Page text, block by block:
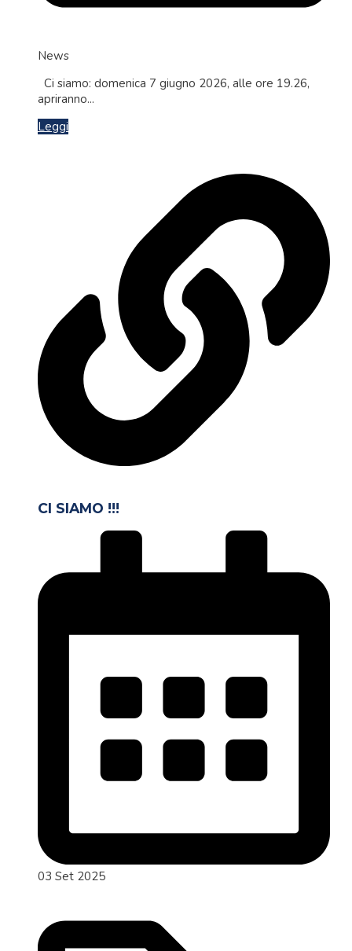
News
Ci siamo: domenica 7 giugno 2026, alle ore 19.26,
apriranno...
Leggi
CI SIAMO !!!
03 Set 2025